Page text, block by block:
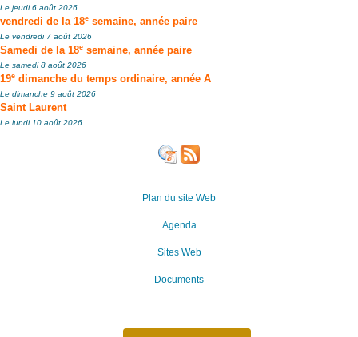
Le jeudi 6 août 2026
vendredi de la 18e semaine, année paire
Le vendredi 7 août 2026
Samedi de la 18e semaine, année paire
Le samedi 8 août 2026
19e dimanche du temps ordinaire, année A
Le dimanche 9 août 2026
Saint Laurent
Le lundi 10 août 2026
Plan du site Web
Agenda
Sites Web
Documents